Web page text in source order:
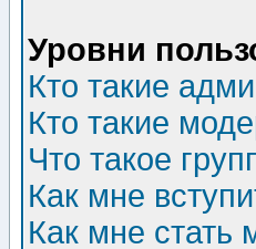
Уровни
Кто такие
Кто такие
Что такое
Как мне
Как мне стать